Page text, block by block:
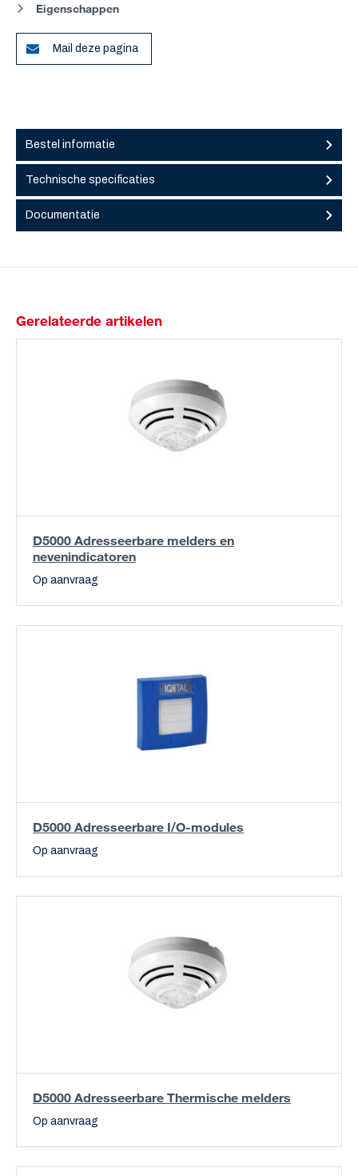
Eigenschappen
Mail deze pagina
Bestel informatie
Technische specificaties
Documentatie
Gerelateerde artikelen
D5000 Adresseerbare melders en
nevenindicatoren
Op aanvraag
D5000 Adresseerbare I/O-modules
Op aanvraag
D5000 Adresseerbare Thermische melders
Op aanvraag